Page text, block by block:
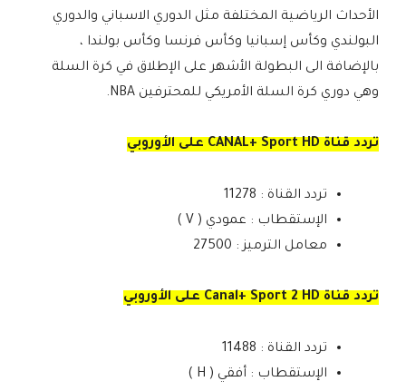
الأحداث الرياضية المختلفة مثل الدوري الاسباني والدوري
البولندي وكأس إسبانيا وكأس فرنسا وكأس بولندا ،
بالإضافة الى البطولة الأشهر على الإطلاق في كرة السلة
وهي دوري كرة السلة الأمريكي للمحترفين NBA.
تردد قناة CANAL+ Sport HD على الأوروبي
تردد القناة : 11278
الإستقطاب : عمودي ( V )
معامل الترميز : 27500
تردد قناة Canal+ Sport 2 HD على الأوروبي
تردد القناة : 11488
الإستقطاب : أفقي ( H )